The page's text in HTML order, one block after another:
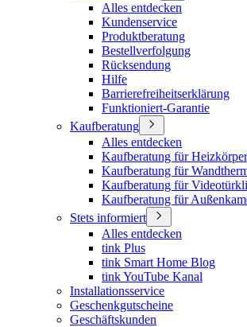
Alles entdecken
Kundenservice
Produktberatung
Bestellverfolgung
Rücksendung
Hilfe
Barrierefreiheitserklärung
Funktioniert-Garantie
Kaufberatung
Alles entdecken
Kaufberatung für
Kaufberatung für
Kaufberatung für
Kaufberatung für
Stets informiert
Alles entdecken
tink Plus
tink Smart Home Blog
tink YouTube Kanal
Installationsservice
Geschenkgutscheine
Geschäftskunden